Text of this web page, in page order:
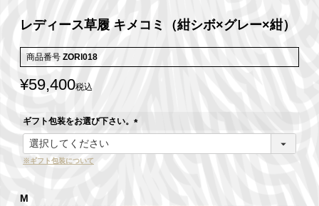
レディース草履 キメコミ（紺シボ×グレー×紺）
商品番号 ZORI018
¥59,400税込
ギフト包装をお選び下さい。
(
※ギフト包装について
M